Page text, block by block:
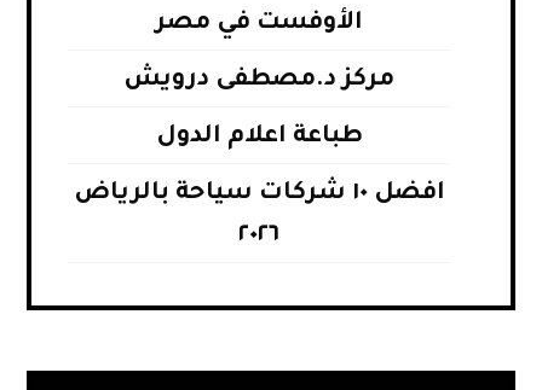
الأوفست في مصر
مركز د.مصطفى درويش
طباعة اعلام الدول
افضل ١٠ شركات سياحة بالرياض
٢٠٢٦